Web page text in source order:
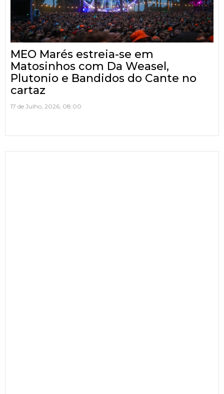
MEO Marés estreia-se em
Matosinhos com Da Weasel,
Plutonio e Bandidos do Cante no
cartaz
17 de Julho, 2026, 08:00